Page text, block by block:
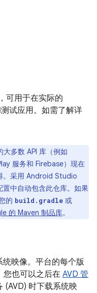
可用于在实际的
试应用。如需了解详
大多数 API 库（例如
服务和 Firebase）现在
。采用 Android Studio
中自动包含此仓库。如果
的 build.gradle 或
的 Maven 制品库。
统映像。平台的每个版
您也可以之后在 AVD 管
(AVD) 时下载系统映